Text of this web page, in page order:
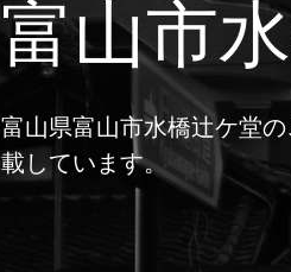
富山市
富山県富山市水橋辻ケ堂
載しています。